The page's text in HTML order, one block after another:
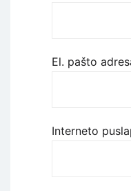
El. pašto
Interneto